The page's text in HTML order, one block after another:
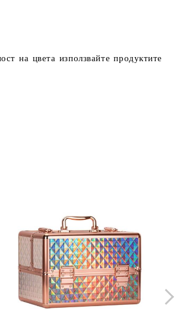
на цвета използвайте продуктите